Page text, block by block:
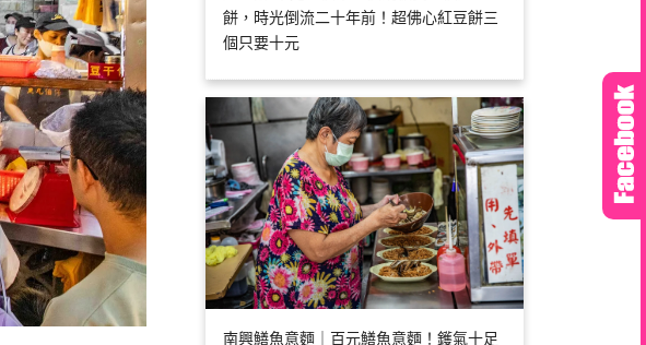
餅，時光倒流二十年前！超佛心紅豆餅三
個只要十元
南興鱔魚意麵｜百元鱔魚意麵！鑊氣十足